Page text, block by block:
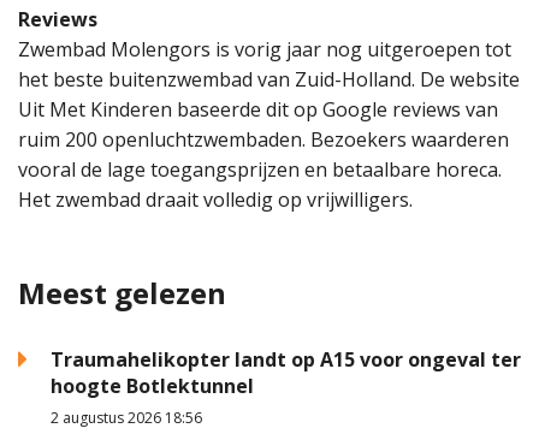
Reviews
Zwembad Molengors is vorig jaar nog uitgeroepen tot
het beste buitenzwembad van Zuid-Holland. De website
Uit Met Kinderen baseerde dit op Google reviews van
ruim 200 openluchtzwembaden. Bezoekers waarderen
vooral de lage toegangsprijzen en betaalbare horeca.
Het zwembad draait volledig op vrijwilligers.
Meest gelezen
Traumahelikopter landt op A15 voor ongeval ter
hoogte Botlektunnel
2 augustus 2026 18:56